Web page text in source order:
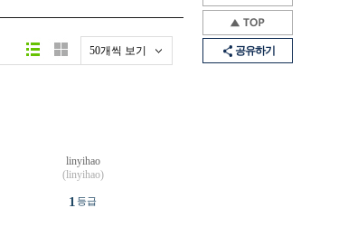
공유하기
50개씩 보기
linyihao
(linyihao)
1 등급